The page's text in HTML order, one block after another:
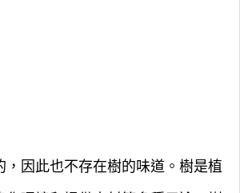
，因此也不存在樹的味道。樹是植